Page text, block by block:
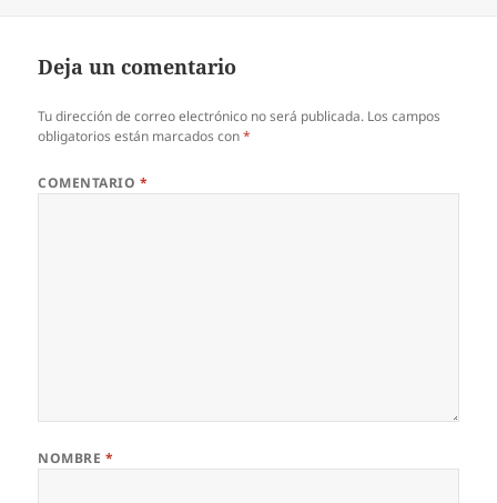
Deja un comentario
Tu dirección de correo electrónico no será publicada. Los campos
obligatorios están marcados con*
COMENTARIO *
NOMBRE *